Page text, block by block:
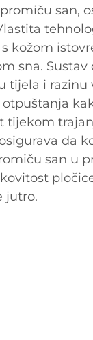
san,
kožom
sna. Sustav
tijela i razinu
da
san u
jutro.